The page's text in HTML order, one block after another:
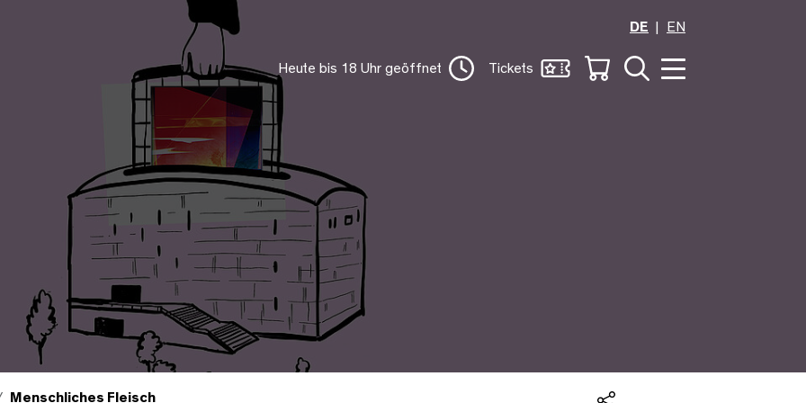
DE
EN
Heute bis 18 Uhr geöffnet Tickets
Menschliches Fleisch